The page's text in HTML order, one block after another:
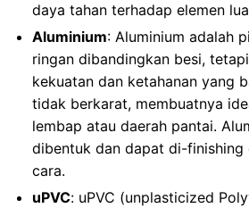
daya tahan terhadap elemen
Aluminium: Aluminium adalah
ringan dibandingkan besi,
kekuatan dan ketahanan yang
tidak berkarat, membuatnya
lembap atau daerah pantai.
dibentuk dan dapat di-finishing
cara.
uPVC: uPVC (unplasticized